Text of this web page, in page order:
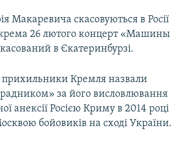
Макаревича скасовуються в Росії
26 лютого концерт «Машины
в Єкатеринбурзі.
Кремля назвали
за його висловлювання
анексії Росією Криму в 2014 році
бойовиків на сході України.